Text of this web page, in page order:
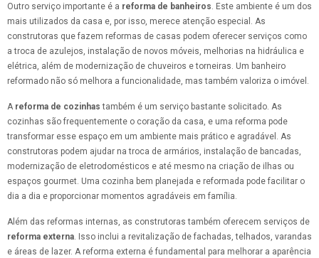
Outro serviço importante é a reforma de banheiros. Este ambiente é um dos
mais utilizados da casa e, por isso, merece atenção especial. As
construtoras que fazem reformas de casas podem oferecer serviços como
a troca de azulejos, instalação de novos móveis, melhorias na hidráulica e
elétrica, além de modernização de chuveiros e torneiras. Um banheiro
reformado não só melhora a funcionalidade, mas também valoriza o imóvel.
A reforma de cozinhas também é um serviço bastante solicitado. As
cozinhas são frequentemente o coração da casa, e uma reforma pode
transformar esse espaço em um ambiente mais prático e agradável. As
construtoras podem ajudar na troca de armários, instalação de bancadas,
modernização de eletrodomésticos e até mesmo na criação de ilhas ou
espaços gourmet. Uma cozinha bem planejada e reformada pode facilitar o
dia a dia e proporcionar momentos agradáveis em família.
Além das reformas internas, as construtoras também oferecem serviços de
reforma externa. Isso inclui a revitalização de fachadas, telhados, varandas
e áreas de lazer. A reforma externa é fundamental para melhorar a aparência